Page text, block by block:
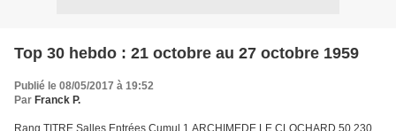
Top 30 hebdo : 21 octobre au 27 octobre 1959
Publié le 08/05/2017 à 19:52
Par Franck P.
Rang TITRE Salles Entrées Cumul 1 ARCHIMEDE LE CLOCHARD 50 230